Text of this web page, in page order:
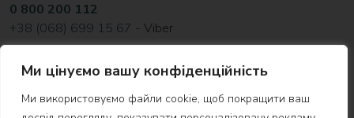
Ми цінуємо вашу конфіденційність
Ми використовуємо файли cookie, щоб покращити ваш
0 800 200 112
+38 (068) 699 15 67 - Viber
з донорами й партнерами
development.spital@gmail.com